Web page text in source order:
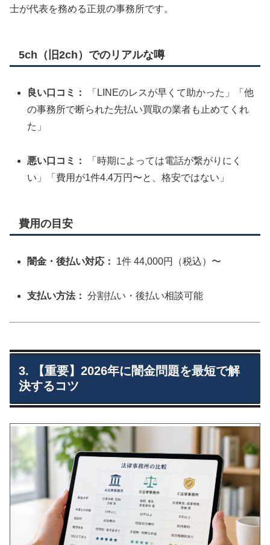
士が代表を務める正規の事務所です。
5ch（旧2ch）でのリアルな噂
良い口コミ：
「LINEのレスが早くて助かった」「他
の事務所で断られた先払い買取の業者も止めてくれ
た」
悪い口コミ：
「時期によっては電話が繋がりにく
い」「費用が1件4.4万円〜と、格安ではない」
費用の目安
闇金・後払い対応： 1件 44,000円（税込）〜
支払い方法： 分割払い・後払い相談可能
3. 【重要】2026年に闇金問題を最短で解
決するコツ